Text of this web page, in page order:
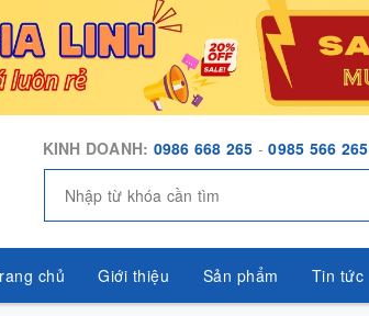
KINH DOANH: 0986 668 265 -0985 566 265
chủ Giới thiệu Sản phẩm Tin tức